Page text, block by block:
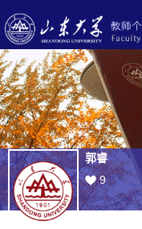
郭睿
9